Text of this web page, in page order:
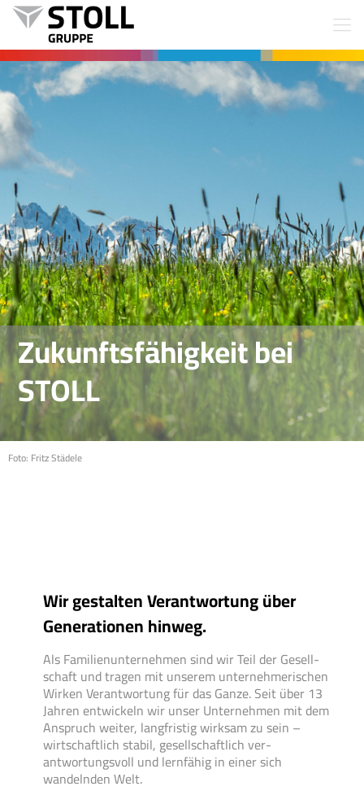
Zukunftsfähigkeit bei
STOLL
Foto: Fritz Städele
Wir gestalten Verantwortung über
Generationen hinweg.
Als Familien­unternehmen sind wir Teil der Gesell­
schaft und tragen mit unserem unter­nehmerischen
Wirken Verant­wortung für das Ganze. Seit über 13
Jahren ent­wickeln wir unser Unter­nehmen mit dem
Anspruch weiter, lang­fristig wirksam zu sein –
wirt­schaft­lich stabil, gesell­schaft­lich ver­
antwortungs­voll und lern­fähig in einer sich
wandelnden Welt.